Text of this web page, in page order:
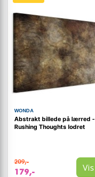
WONDA
Abstrakt billede på lærred -
Rushing Thoughts lodret
209,-
179,- Vis